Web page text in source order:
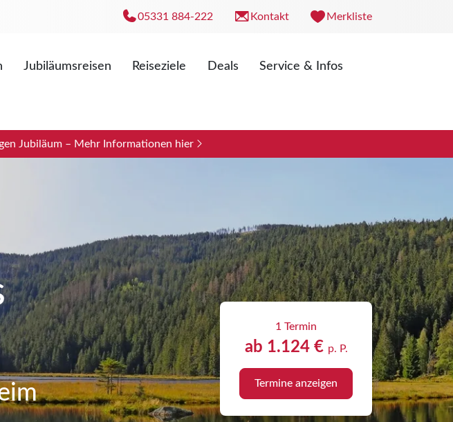
05331 884-222
Mo. - Fr. 09:00 - 18:00 Uhr
Kontakt Merkliste
Jubiläumsreisen Reiseziele Deals Service & Infos
Jubiläum – Mehr Informationen hier
1 Termin
ab 1.124 € p. P.
Termine anzeigen